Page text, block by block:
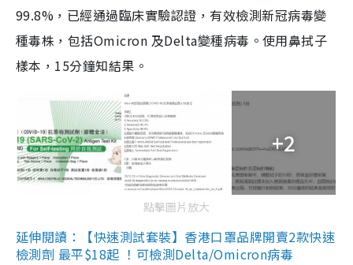
99.8%，已經通過臨床實驗認證，有效檢測新冠病毒變
種毒株，包括Omicron 及Delta變種病毒。使用鼻拭子
樣本，15分鐘知結果。
+2
點擊圖片放大
延伸閱讀：【快速測試套裝】香港口罩品牌開賣2款快速
檢測劑 最平$18起 ！可檢測Delta/Omicron病毒